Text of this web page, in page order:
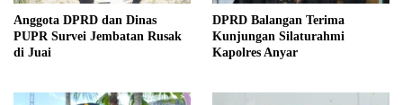
Anggota DPRD dan Dinas
PUPR Survei Jembatan Rusak
di Juai
DPRD Balangan Terima
Kunjungan Silaturahmi
Kapolres Anyar